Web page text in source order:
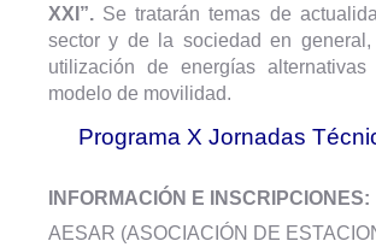
XXI”. Se tratarán temas de
sector y de la sociedad en
utilización de energías
modelo de movilidad.
Programa X Jornadas
INFORMACIÓN E INSCRIPCIONES:
AESAR (ASOCIACIÓN DE